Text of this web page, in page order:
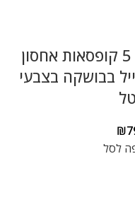
סט 5 קופסאות אחסון
בבושקה בצבעי
₪
לסל